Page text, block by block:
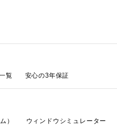
覧 安心の3年保証
） ウィンドウシミュレーター